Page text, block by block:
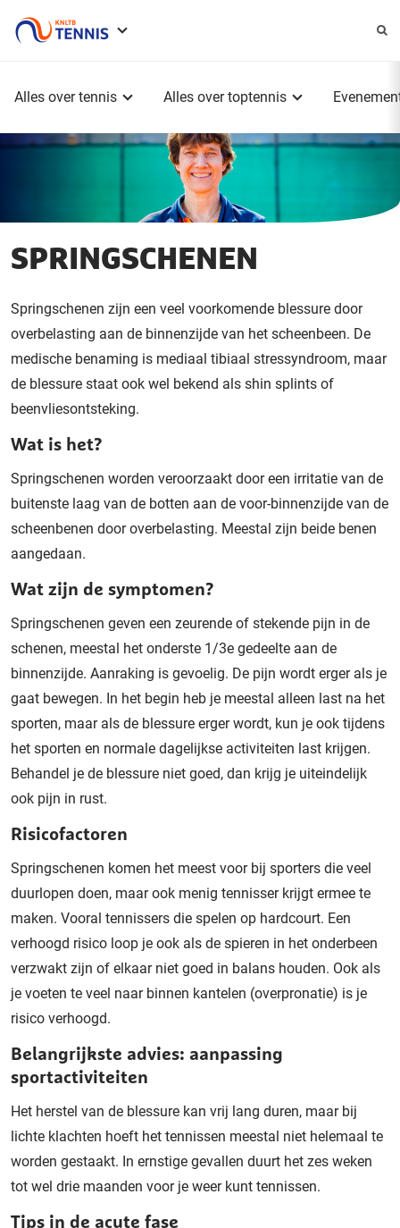
Alles over tennis Alles over toptennis
SPRINGSCHENEN
Springschenen zijn een veel voorkomende blessure door
overbelasting aan de binnenzijde van het scheenbeen. De
medische benaming is mediaal tibiaal stressyndroom, maar
de blessure staat ook wel bekend als shin splints of
beenvliesontsteking.
Wat is het?
Springschenen worden veroorzaakt door een irritatie van de
buitenste laag van de botten aan de voor-binnenzijde van de
scheenbenen door overbelasting. Meestal zijn beide benen
aangedaan.
Wat zijn de symptomen?
Springschenen geven een zeurende of stekende pijn in de
schenen, meestal het onderste 1/3e gedeelte aan de
binnenzijde. Aanraking is gevoelig. De pijn wordt erger als je
gaat bewegen. In het begin heb je meestal alleen last na het
sporten, maar als de blessure erger wordt, kun je ook tijdens
het sporten en normale dagelijkse activiteiten last krijgen.
Behandel je de blessure niet goed, dan krijg je uiteindelijk
ook pijn in rust.
Risicofactoren
Springschenen komen het meest voor bij sporters die veel
duurlopen doen, maar ook menig tennisser krijgt ermee te
maken. Vooral tennissers die spelen op hardcourt. Een
verhoogd risico loop je ook als de spieren in het onderbeen
verzwakt zijn of elkaar niet goed in balans houden. Ook als
je voeten te veel naar binnen kantelen (overpronatie) is je
risico verhoogd.
Belangrijkste advies: aanpassing
sportactiviteiten
Het herstel van de blessure kan vrij lang duren, maar bij
lichte klachten hoeft het tennissen meestal niet helemaal te
worden gestaakt. In ernstige gevallen duurt het zes weken
tot wel drie maanden voor je weer kunt tennissen.
Tips in de acute fase